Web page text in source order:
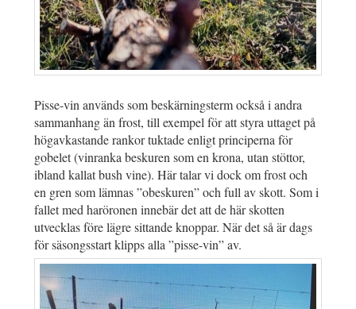
Pisse-vin används som beskärningsterm också i andra
sammanhang än frost, till exempel för att styra uttaget på
högavkastande rankor tuktade enligt principerna för
gobelet (vinranka beskuren som en krona, utan stöttor,
ibland kallat bush vine). Här talar vi dock om frost och
en gren som lämnas ”obeskuren” och full av skott. Som i
fallet med haröronen innebär det att de här skotten
utvecklas före lägre sittande knoppar. När det så är dags
för säsongsstart klipps alla ”pisse-vin” av.